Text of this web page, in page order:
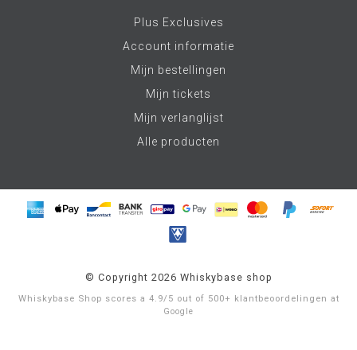
Plus Exclusives
Account informatie
Mijn bestellingen
Mijn tickets
Mijn verlanglijst
Alle producten
© Copyright 2026 Whiskybase shop
Whiskybase Shop scores a 4.9/ 5 out of 500+ klantbeoordelingen at
Google